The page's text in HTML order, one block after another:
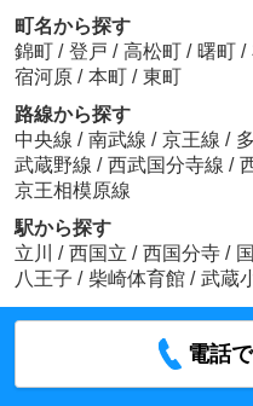
町名から探す
錦町 / 登戸 / 高松町 / 曙町 /
宿河原 / 本町 / 東町
路線から探す
中央線 / 南武線 / 京王線 /
武蔵野線 / 西武国分寺線 /
京王相模原線
駅から探す
立川
/ 西国立 / 西国分寺 /
八王子 / 柴崎体育館 / 武蔵
電話